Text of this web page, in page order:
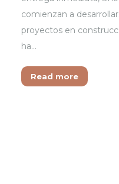
comienzan a
proyectos en
ha…
Read more